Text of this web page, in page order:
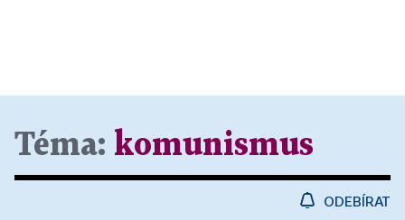
Téma: komunismus
ODEBÍRAT